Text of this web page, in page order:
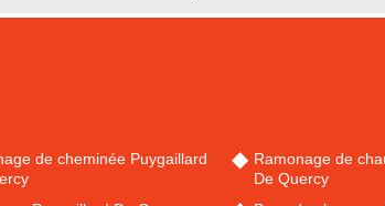
de cheminée Puygaillard
Ramonage de
De Quercy